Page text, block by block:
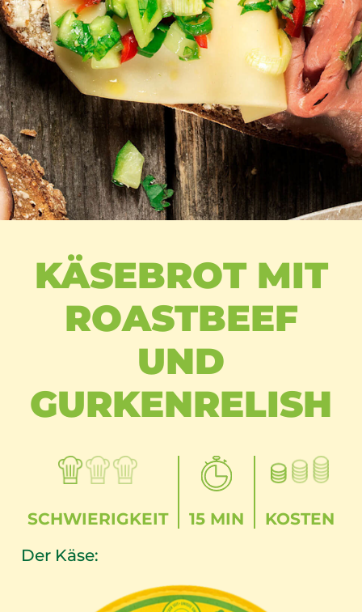
KÄSEBROT MIT
ROASTBEEF
UND
GURKENRELISH
SCHWIERIGKEIT 15 MIN
KOSTEN
Der Käse: